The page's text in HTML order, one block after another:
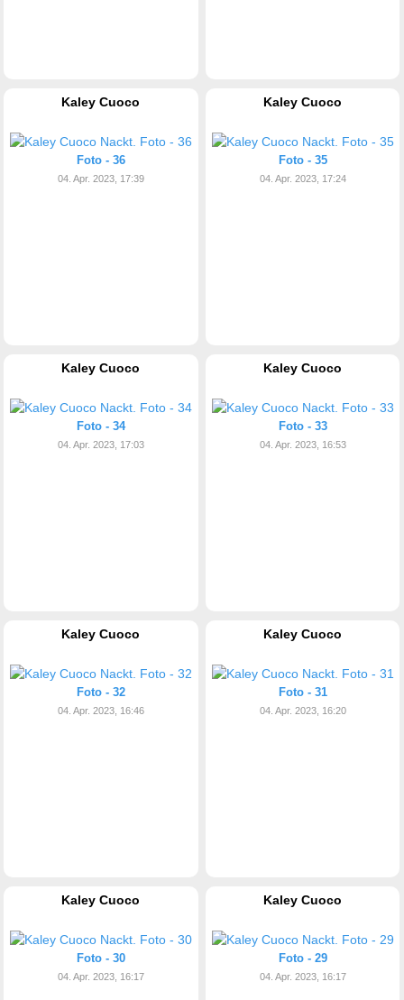
Kaley Cuoco
Foto - 36
04. Apr. 2023, 17:39
Kaley Cuoco
Foto - 35
04. Apr. 2023, 17:24
Kaley Cuoco
Foto - 34
04. Apr. 2023, 17:03
Kaley Cuoco
Foto - 33
04. Apr. 2023, 16:53
Kaley Cuoco
Foto - 32
04. Apr. 2023, 16:46
Kaley Cuoco
Foto - 31
04. Apr. 2023, 16:20
Kaley Cuoco
Foto - 30
04. Apr. 2023, 16:17
Kaley Cuoco
Foto - 29
04. Apr. 2023, 16:17